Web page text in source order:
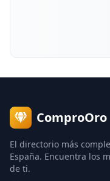
ComproOro
El directorio más
España. Encuentra los
de ti.